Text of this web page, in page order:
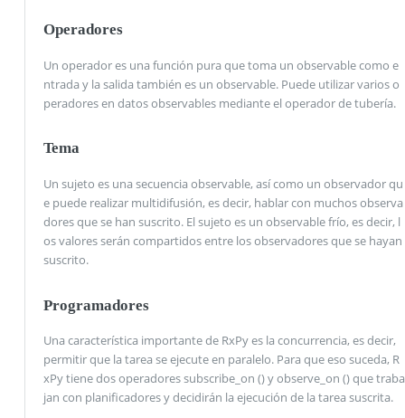
Operadores
Un operador es una función pura que toma un observable como e
ntrada y la salida también es un observable. Puede utilizar varios o
peradores en datos observables mediante el operador de tubería.
Tema
Un sujeto es una secuencia observable, así como un observador qu
e puede realizar multidifusión, es decir, hablar con muchos observa
dores que se han suscrito. El sujeto es un observable frío, es decir, l
os valores serán compartidos entre los observadores que se hayan
suscrito.
Programadores
Una característica importante de RxPy es la concurrencia, es decir,
permitir que la tarea se ejecute en paralelo. Para que eso suceda, R
xPy tiene dos operadores subscribe_on () y observe_on () que traba
jan con planificadores y decidirán la ejecución de la tarea suscrita.